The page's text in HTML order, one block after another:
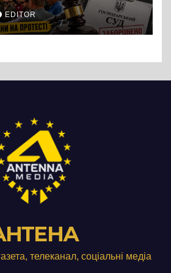
стін
ТОВ «Омега
EDITOR
телеканал, соціальні медіа